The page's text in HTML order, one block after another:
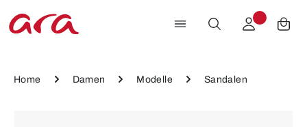
Zum Hauptinhalt springen
Home Damen Modelle Sandalen